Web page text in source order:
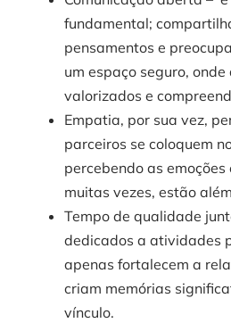
fundamental;
pensamentos e
um espaço seguro,
valorizados e
Empatia, por sua vez,
parceiros se coloquem
percebendo as
muitas vezes, estão
Tempo de qualidade
dedicados a atividades
apenas fortalecem a
criam memórias
vínculo.